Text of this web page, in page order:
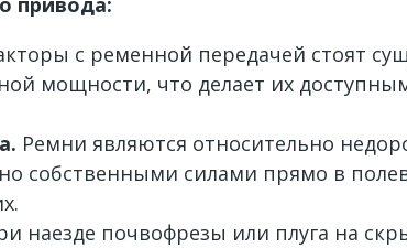
с ременной передачей стоят
мощности, что делает их
Ремни являются относительно
собственными силами прямо в
наезде почвофрезы или плуга на